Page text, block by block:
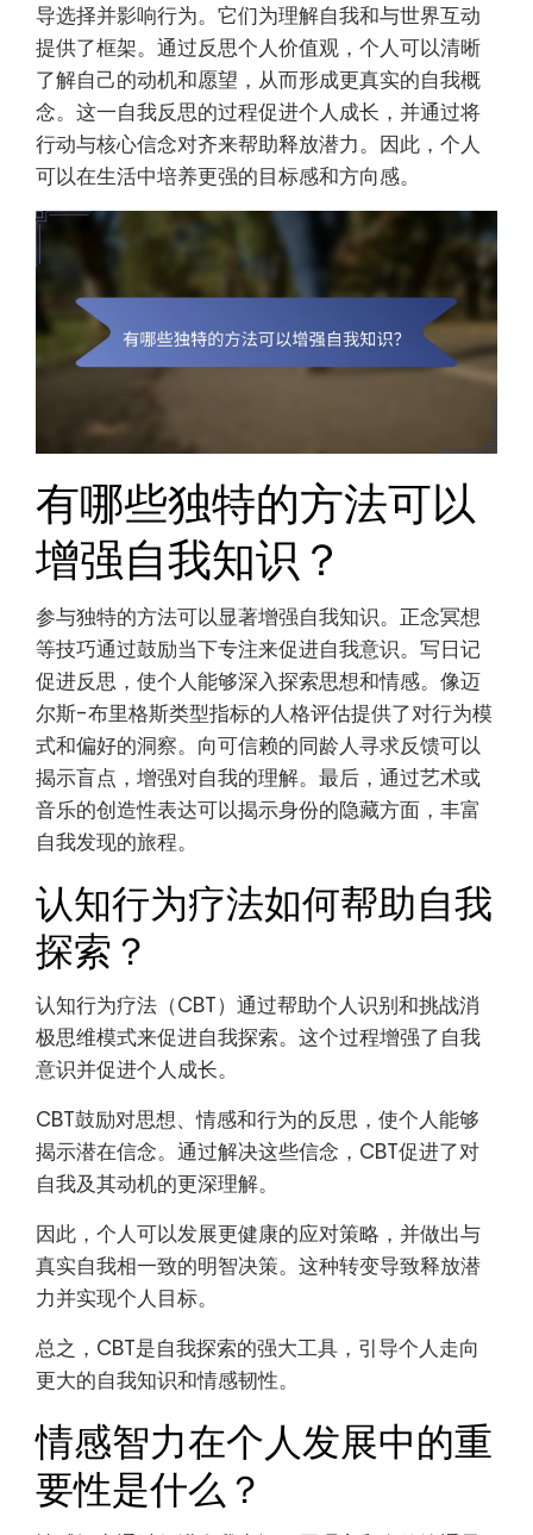
导选择并影响行为。它们为理解自我和与世界互动
提供了框架。通过反思个人价值观，个人可以清晰
了解自己的动机和愿望，从而形成更真实的自我概
念。这一自我反思的过程促进个人成长，并通过将
行动与核心信念对齐来帮助释放潜力。因此，个人
可以在生活中培养更强的目标感和方向感。
有哪些独特的方法可以
增强自我知识？
参与独特的方法可以显著增强自我知识。正念冥想
等技巧通过鼓励当下专注来促进自我意识。写日记
促进反思，使个人能够深入探索思想和情感。像迈
尔斯-布里格斯类型指标的人格评估提供了对行为模
式和偏好的洞察。向可信赖的同龄人寻求反馈可以
揭示盲点，增强对自我的理解。最后，通过艺术或
音乐的创造性表达可以揭示身份的隐藏方面，丰富
自我发现的旅程。
认知行为疗法如何帮助自我
探索？
认知行为疗法（CBT）通过帮助个人识别和挑战消
极思维模式来促进自我探索。这个过程增强了自我
意识并促进个人成长。
CBT鼓励对思想、情感和行为的反思，使个人能够
揭示潜在信念。通过解决这些信念，CBT促进了对
自我及其动机的更深理解。
因此，个人可以发展更健康的应对策略，并做出与
真实自我相一致的明智决策。这种转变导致释放潜
力并实现个人目标。
总之，CBT是自我探索的强大工具，引导个人走向
更大的自我知识和情感韧性。
情感智力在个人发展中的重
要性是什么？